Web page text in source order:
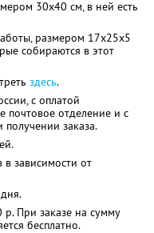
30х40 см, в ней есть
размером 17х25х5
собираются в этот
здесь.
с оплатой
отделение и с
заказа.
в зависимости от
При заказе на сумму
бесплатно.